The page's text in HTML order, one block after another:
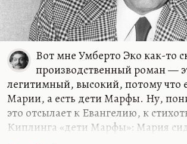
Вот мне Умберто Эко как-то
производственный роман —
легитимный, высокий, потому что
Марии, а есть дети Марфы. Ну,
это отсылает к Евангелию, к
Киплинга «дети Марфы»: Мария